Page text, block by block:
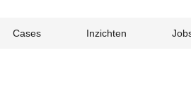
Cases Inzichten